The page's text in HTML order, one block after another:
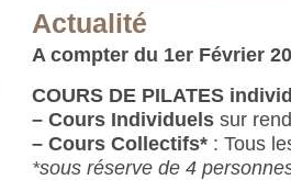
Actualité
A compter du 1er Février
COURS DE PILATES
– Cours Individuels sur
– Cours Collectifs* : Tous
*sous réserve de 4